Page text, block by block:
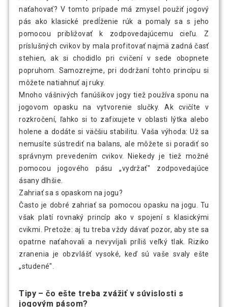
naťahovať? V tomto prípade má zmysel použiť jogový
pás ako klasické predĺženie rúk a pomaly sa s jeho
pomocou približovať k zodpovedajúcemu cieľu. Z
príslušných cvikov by mala profitovať najmä zadná časť
stehien, ak si chodidlo pri cvičení v sede obopnete
popruhom. Samozrejme, pri dodržaní tohto princípu si
môžete natiahnuť aj ruky.
Mnoho vášnivých fanúšikov jogy tiež používa sponu na
jogovom opasku na vytvorenie slučky. Ak cvičíte v
rozkročení, ľahko si to zafixujete v oblasti lýtka alebo
holene a dodáte si väčšiu stabilitu. Vaša výhoda: Už sa
nemusíte sústrediť na balans, ale môžete si poradiť so
správnym prevedením cvikov. Niekedy je tiež možné
pomocou jogového pásu „vydržať" zodpovedajúce
ásany dlhšie.
Zahriať sa s opaskom na jogu?
Často je dobré zahriať sa pomocou opasku na jogu. Tu
však platí rovnaký princíp ako v spojení s klasickými
cvikmi. Pretože: aj tu treba vždy dávať pozor, aby ste sa
opatrne naťahovali a nevyvíjali príliš veľký tlak. Riziko
zranenia je obzvlášť vysoké, keď sú vaše svaly ešte
„studené".
Tipy – čo ešte treba zvážiť v súvislosti s
jogovým pásom?